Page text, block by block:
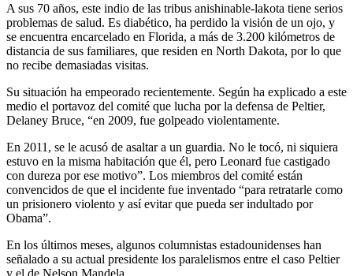
A sus 70 años, este indio de las tribus anishinable-lakota tiene serios
problemas de salud. Es diabético, ha perdido la visión de un ojo, y
se encuentra encarcelado en Florida, a más de 3.200 kilómetros de
distancia de sus familiares, que residen en North Dakota, por lo que
no recibe demasiadas visitas.
Su situación ha empeorado recientemente. Según ha explicado a este
medio el portavoz del comité que lucha por la defensa de Peltier,
Delaney Bruce, “en 2009, fue golpeado violentamente.
En 2011, se le acusó de asaltar a un guardia. No le tocó, ni siquiera
estuvo en la misma habitación que él, pero Leonard fue castigado
con dureza por ese motivo”. Los miembros del comité están
convencidos de que el incidente fue inventado “para retratarle como
un prisionero violento y así evitar que pueda ser indultado por
Obama”.
En los últimos meses, algunos columnistas estadounidenses han
señalado a su actual presidente los paralelismos entre el caso Peltier
y el de Nelson Mandela.